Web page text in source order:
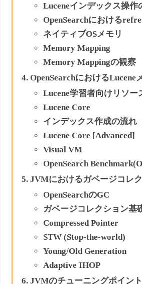
Luceneインデックス操作
OpenSearchにおける
ネイティブOSメモリ
Memory Mapping
Memory Mappingの観察
OpenSearchにおけるLucene
Lucene学習者向けリソー
Lucene Core
インデックス作成の流れ
Lucene Core [Advanced]
Visual VM
OpenSearch
JVMにおけるガベージコレ
OpenSearchのGC
ガベージコレクション基
Compressed Pointer
STW (Stop-the-world)
Young/Old Generation
Adaptive IHOP
JVMのチューニングポイント